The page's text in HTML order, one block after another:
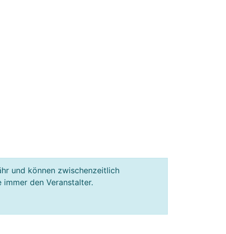
und können zwischenzeitlich
den Veranstalter.